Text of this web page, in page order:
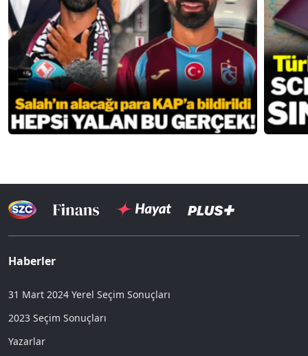
Haberler
31 Mart 2024 Yerel Seçim Sonuçları
2023 Seçim Sonuçları
Yazarlar